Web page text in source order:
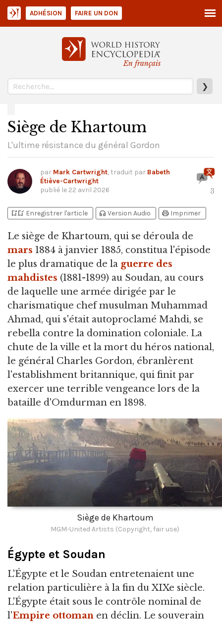
En français
❯
ADHÉSION FAIRE UN DON
Siège de Khartoum
L'ultime résistance du général Gordon
par Mark Cartwright, traduit par Babeth
Étiève-Cartwright
publié le 22 avril 2026 3
bookmark_addbookmark_added Enregistrer l'article headphones Version Audio print Imprimer
Le siège de Khartoum, qui se déroula de
mars 1884 à janvier 1885, constitua l'épisode
le plus dramatique de la guerre des
mahdistes (1881-1899) au Soudan, au cours
de laquelle une armée dirigée par le
charismatique chef musulman Muhammad
Ahmad, qui s'était autoproclamé Mahdi, se
rebella contre la domination coloniale. La
chute de la ville et la mort du héros national,
le général Charles Gordon, ébranlèrent
l'establishment britannique, qui finit par
exercer une terrible vengeance lors de la
bataille d'Omdurman en 1898.
Siège de Khartoum
MGM-United Artists (Copyright, fair use)
Égypte et Soudan
L'Égypte et le Soudan entretenaient une
relation particulière à la fin du XIXe siècle.
L'Égypte était sous le contrôle nominal de
l'Empire ottoman en déclin. Le souverain